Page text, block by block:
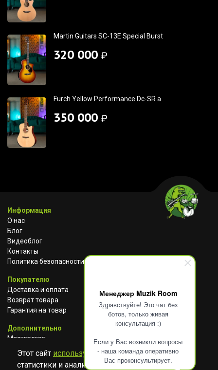
Менеджер Muzik Room
Здравствуйте! Это чат без
ботов, только живая
консультация :)
Если у Вас возникли вопросы
- наша команда оперативно
Вас проконсультирует.
Martin Guitars SC-13E Special Burst
320 000 ₽
Furch Yellow Performance Dc-SR a
350 000 ₽
Информация
О нас
Блог
Видеоблог
Контакты
Политика безопасности
Покупателю
Доставка и оплата
Возврат товара
Гарантия на товар
Дополнительно
Мастерская
Сотрудничество
Этот сайт использует cookies для сбора
статистики и анализа работы сайта. Просим